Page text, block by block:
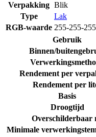
Verpakking Blik
Type
Lak
RGB-waarde 255-255-255
Gebruik
Binnen/
Rendement per
Rendement per
Basis
Droogtijd
Overschilderbaar
Minimale